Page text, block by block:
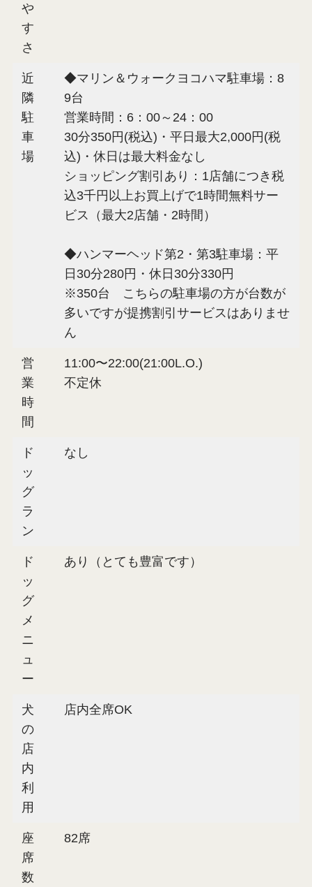
や
す
さ
近
隣
駐
車
場
◆マリン＆ウォークヨコハマ駐車場：8
9台
営業時間：6：00～24：00
30分350円(税込)・平日最大2,000円(税
込)・休日は最大料金なし
ショッピング割引あり：1店舗につき税
込3千円以上お買上げで1時間無料サー
ビス（最大2店舗・2時間）
◆ハンマーヘッド第2・第3駐車場：平
日30分280円・休日30分330円
※350台 こちらの駐車場の方が台数が
多いですが提携割引サービスはありませ
ん
営
業
時
間
11:00〜22:00(21:00L.O.)
不定休
ド
ッ
グ
ラ
ン
なし
ド
ッ
グ
メ
ニ
ュ
ー
あり（とても豊富です）
犬
の
店
内
利
用
店内全席OK
座
席
数
82席